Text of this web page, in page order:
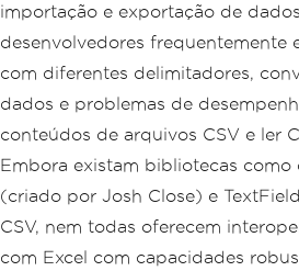
importação e exportação de
desenvolvedores frequentemente
com diferentes delimitadores,
dados e problemas de
conteúdos de arquivos CSV e ler
Embora existam bibliotecas como
(criado por Josh Close) e
CSV, nem todas oferecem
com Excel com capacidades